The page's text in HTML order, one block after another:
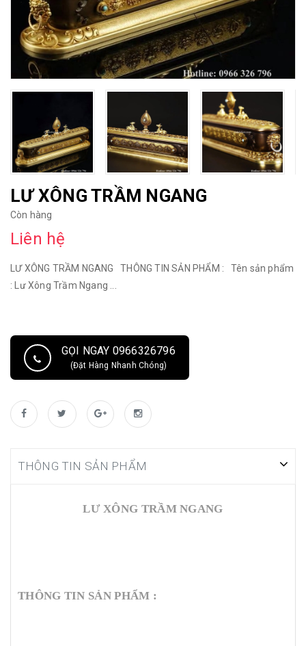
LƯ XÔNG TRẦM NGANG
Còn hàng
Liên hệ
LƯ XÔNG TRẦM NGANG THÔNG TIN SẢN PHẨM : Tên sản phẩm
: Lư Xông Trầm Ngang ...
GỌI NGAY 0966326796
(Đặt Hàng Nhanh Chóng)
THÔNG TIN SẢN PHẨM
LƯ XÔNG TRẦM NGANG
THÔNG TIN SẢN PHẨM :